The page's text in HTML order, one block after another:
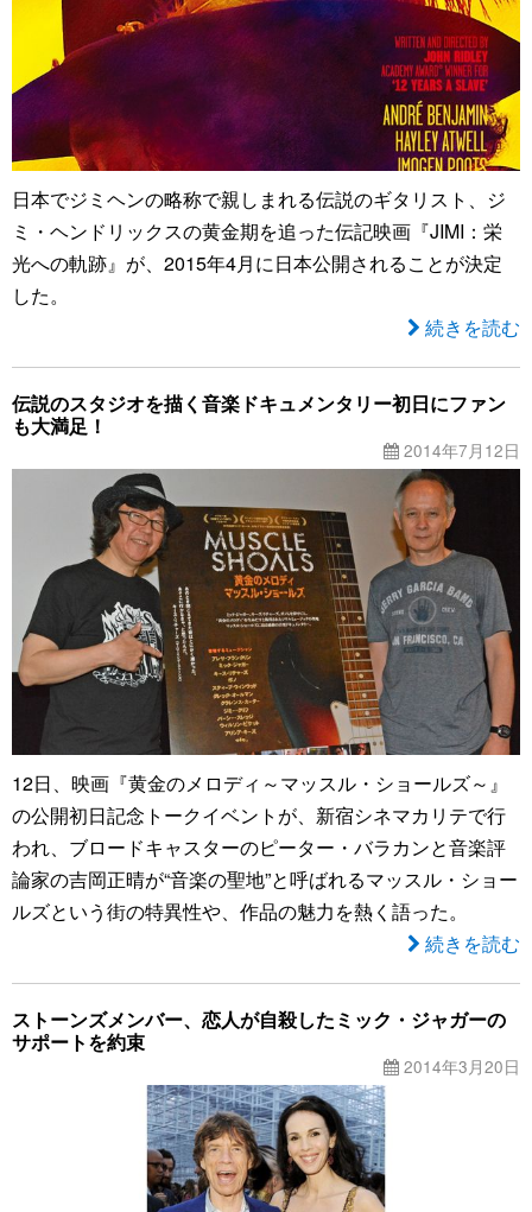
日本でジミヘンの略称で親しまれる伝説のギタリスト、ジ
ミ・ヘンドリックスの黄金期を追った伝記映画『JIMI：栄
光への軌跡』が、2015年4月に日本公開されることが決定
した。
続きを読む
伝説のスタジオを描く音楽ドキュメンタリー初日にファン
も大満足！
2014年7月12日
12日、映画『黄金のメロディ～マッスル・ショールズ～』
の公開初日記念トークイベントが、新宿シネマカリテで行
われ、ブロードキャスターのピーター・バラカンと音楽評
論家の吉岡正晴が“音楽の聖地”と呼ばれるマッスル・ショー
ルズという街の特異性や、作品の魅力を熱く語った。
続きを読む
ストーンズメンバー、恋人が自殺したミック・ジャガーの
サポートを約束
2014年3月20日